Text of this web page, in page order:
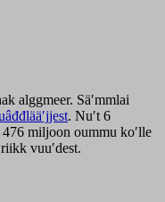
alggmeer. Säʹmmlai
. Nuʹt 6
476 miljoon oummu koʹlle
vuuʹdest.